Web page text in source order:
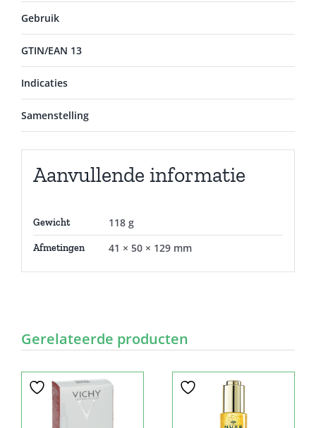
Gebruik
GTIN/EAN 13
Indicaties
Samenstelling
Aanvullende informatie
Gewicht 118 g
Afmetingen 41 × 50 × 129 mm
Gerelateerde producten